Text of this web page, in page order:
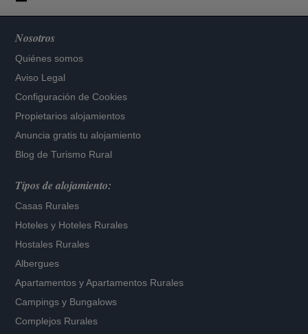
Nosotros
Quiénes somos
Aviso Legal
Configuración de Cookies
Propietarios alojamientos
Anuncia gratis tu alojamiento
Blog de Turismo Rural
Tipos de alojamiento:
Casas Rurales
Hoteles y Hoteles Rurales
Hostales Rurales
Albergues
Apartamentos yApartamentos Rurales
Campings y Bungalows
Complejos Rurales